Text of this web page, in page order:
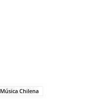
Música Chilena